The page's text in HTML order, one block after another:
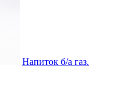
Напиток б/а газ.